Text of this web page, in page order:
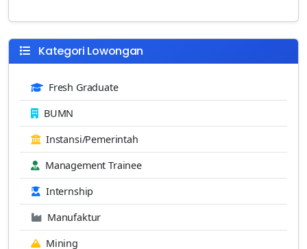
Kategori Lowongan
Fresh Graduate
BUMN
Instansi/Pemerintah
Management Trainee
Internship
Manufaktur
Mining